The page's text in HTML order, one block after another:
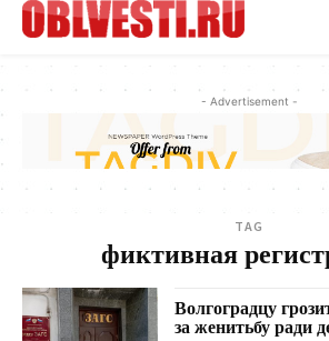
- Advertisement -
TAG
фиктивная
Волгоградцу
за женитьбу ради